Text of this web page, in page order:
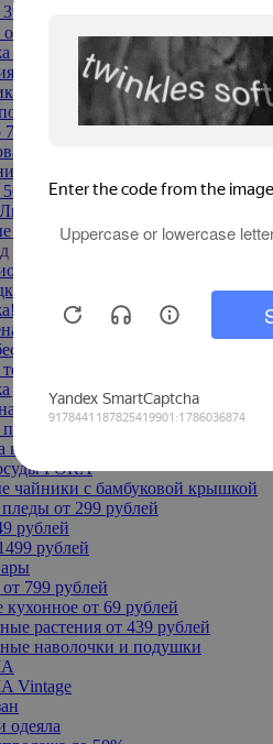
обувницы
текстиля до -50%
до -70%
129 руб
цены
руб
товары
товары
20% по промокоду
Ульяновск до -70%
доставкой
до -50%
посуда
ковры
FORA
чайники с бамбуковой крышкой
от 299 рублей
рублей
рублей
799 рублей
кухонное от 69 рублей
растения от 439 рублей
наволочки и подушки
Vintage